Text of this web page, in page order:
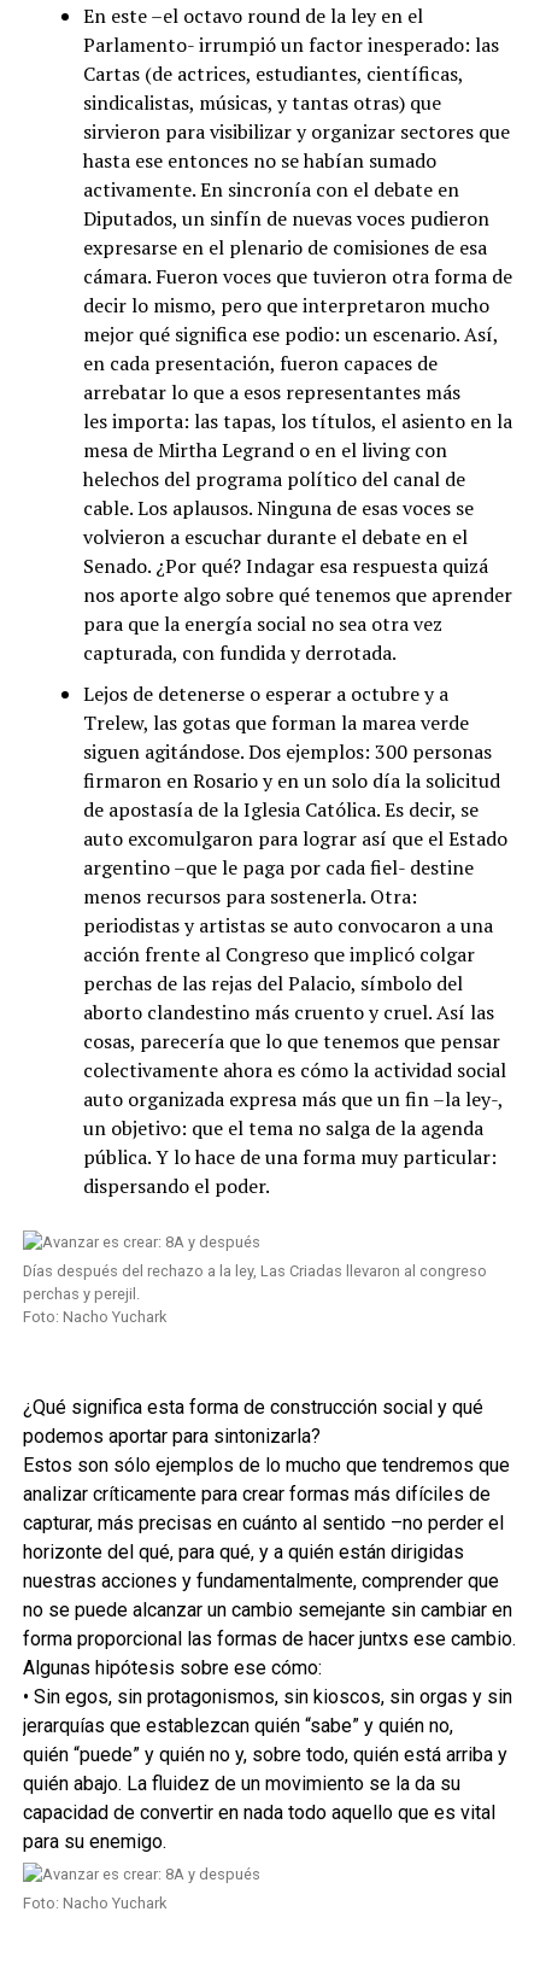
En este –el octavo round de la ley en el
Parlamento- irrumpió un factor inesperado: las
Cartas (de actrices, estudiantes, científicas,
sindicalistas, músicas, y tantas otras) que
sirvieron para visibilizar y organizar sectores que
hasta ese entonces no se habían sumado
activamente. En sincronía con el debate en
Diputados, un sinfín de nuevas voces pudieron
expresarse en el plenario de comisiones de esa
cámara. Fueron voces que tuvieron otra forma de
decir lo mismo, pero que interpretaron mucho
mejor qué significa ese podio: un escenario. Así,
en cada presentación, fueron capaces de
arrebatar lo que a esos representantes más
les importa: las tapas, los títulos, el asiento en la
mesa de Mirtha Legrand o en el living con
helechos del programa político del canal de
cable. Los aplausos. Ninguna de esas voces se
volvieron a escuchar durante el debate en el
Senado. ¿Por qué? Indagar esa respuesta quizá
nos aporte algo sobre qué tenemos que aprender
para que la energía social no sea otra vez
capturada, con fundida y derrotada.
Lejos de detenerse o esperar a octubre y a
Trelew, las gotas que forman la marea verde
siguen agitándose. Dos ejemplos: 300 personas
firmaron en Rosario y en un solo día la solicitud
de apostasía de la Iglesia Católica. Es decir, se
auto excomulgaron para lograr así que el Estado
argentino –que le paga por cada fiel- destine
menos recursos para sostenerla. Otra:
periodistas y artistas se auto convocaron a una
acción frente al Congreso que implicó colgar
perchas de las rejas del Palacio, símbolo del
aborto clandestino más cruento y cruel. Así las
cosas, parecería que lo que tenemos que pensar
colectivamente ahora es cómo la actividad social
auto organizada expresa más que un fin –la ley-,
un objetivo: que el tema no salga de la agenda
pública. Y lo hace de una forma muy particular:
dispersando el poder.
Días después del rechazo a la ley, Las Criadas llevaron al congreso
perchas y perejil.
Foto: Nacho Yuchark
¿Qué significa esta forma de construcción social y qué
podemos aportar para sintonizarla?
Estos son sólo ejemplos de lo mucho que tendremos que
analizar críticamente para crear formas más difíciles de
capturar, más precisas en cuánto al sentido –no perder el
horizonte del qué, para qué, y a quién están dirigidas
nuestras acciones y fundamentalmente, comprender que
no se puede alcanzar un cambio semejante sin cambiar en
forma proporcional las formas de hacer juntxs ese cambio.
Algunas hipótesis sobre ese cómo:
• Sin egos, sin protagonismos, sin kioscos, sin orgas y sin
jerarquías que establezcan quién “sabe” y quién no,
quién “puede” y quién no y, sobre todo, quién está arriba y
quién abajo. La fluidez de un movimiento se la da su
capacidad de convertir en nada todo aquello que es vital
para su enemigo.
Foto: Nacho Yuchark